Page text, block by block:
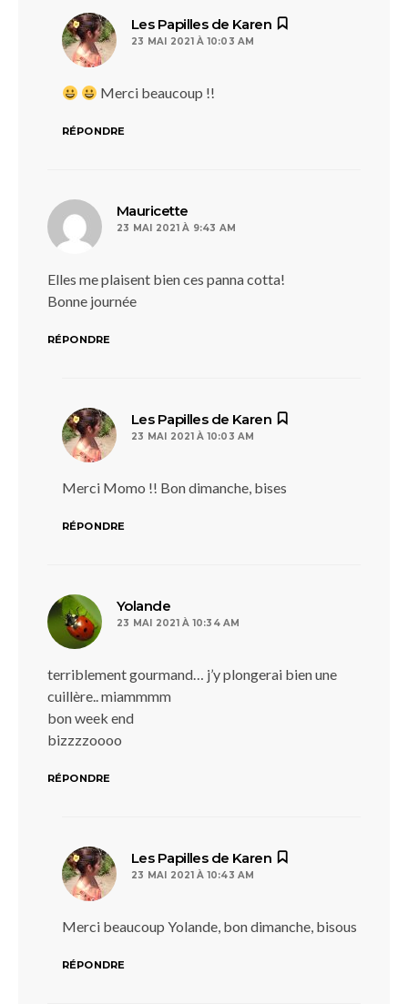
Les Papilles de Karen
23 MAI 2021 À 10:03 AM
Merci beaucoup !!
RÉPONDRE
Mauricette
23 MAI 2021 À 9:43 AM
Elles me plaisent bien ces panna cotta!
Bonne journée
RÉPONDRE
Les Papilles de Karen
23 MAI 2021 À 10:03 AM
Merci Momo !! Bon dimanche, bises
RÉPONDRE
Yolande
23 MAI 2021 À 10:34 AM
terriblement gourmand… j’y plongerai bien une
cuillère.. miammmm
bon week end
bizzzzoooo
RÉPONDRE
Les Papilles de Karen
23 MAI 2021 À 10:43 AM
Merci beaucoup Yolande, bon dimanche, bisous
RÉPONDRE